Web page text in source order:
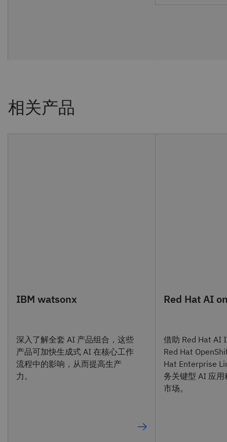
IBM watsonx
深入了解全套 AI 产品组合，这些
产品可加快生成式 AI 在核心工作
流程中的影响，从而提高生产
力。
Red Hat AI
借助 Red Hat AI
Red Hat
Hat Enterprise
务关键型 AI 应
市场。